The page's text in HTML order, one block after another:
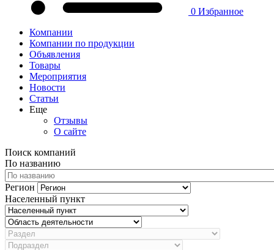
0 Избранное
Компании
Компании по продукции
Объявления
Товары
Мероприятия
Новости
Статьи
Еще
Отзывы
О сайте
Поиск компаний
По названию
Регион
Населенный пункт